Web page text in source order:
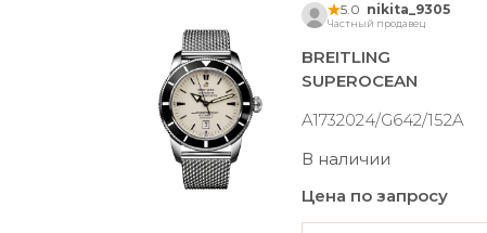
5.0 nikita_9305
Частный продавец
BREITLING
SUPEROCEAN
A1732024/G642/152A
В наличии
Цена по запросу